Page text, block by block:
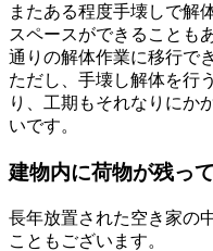
またある程度手壊しで解
スペースができることも
通りの解体作業に移行で
ただし、手壊し解体を行
り、工期もそれなりにか
いです。
建物内に荷物が残っ
長年放置された空き家の
こともございます。